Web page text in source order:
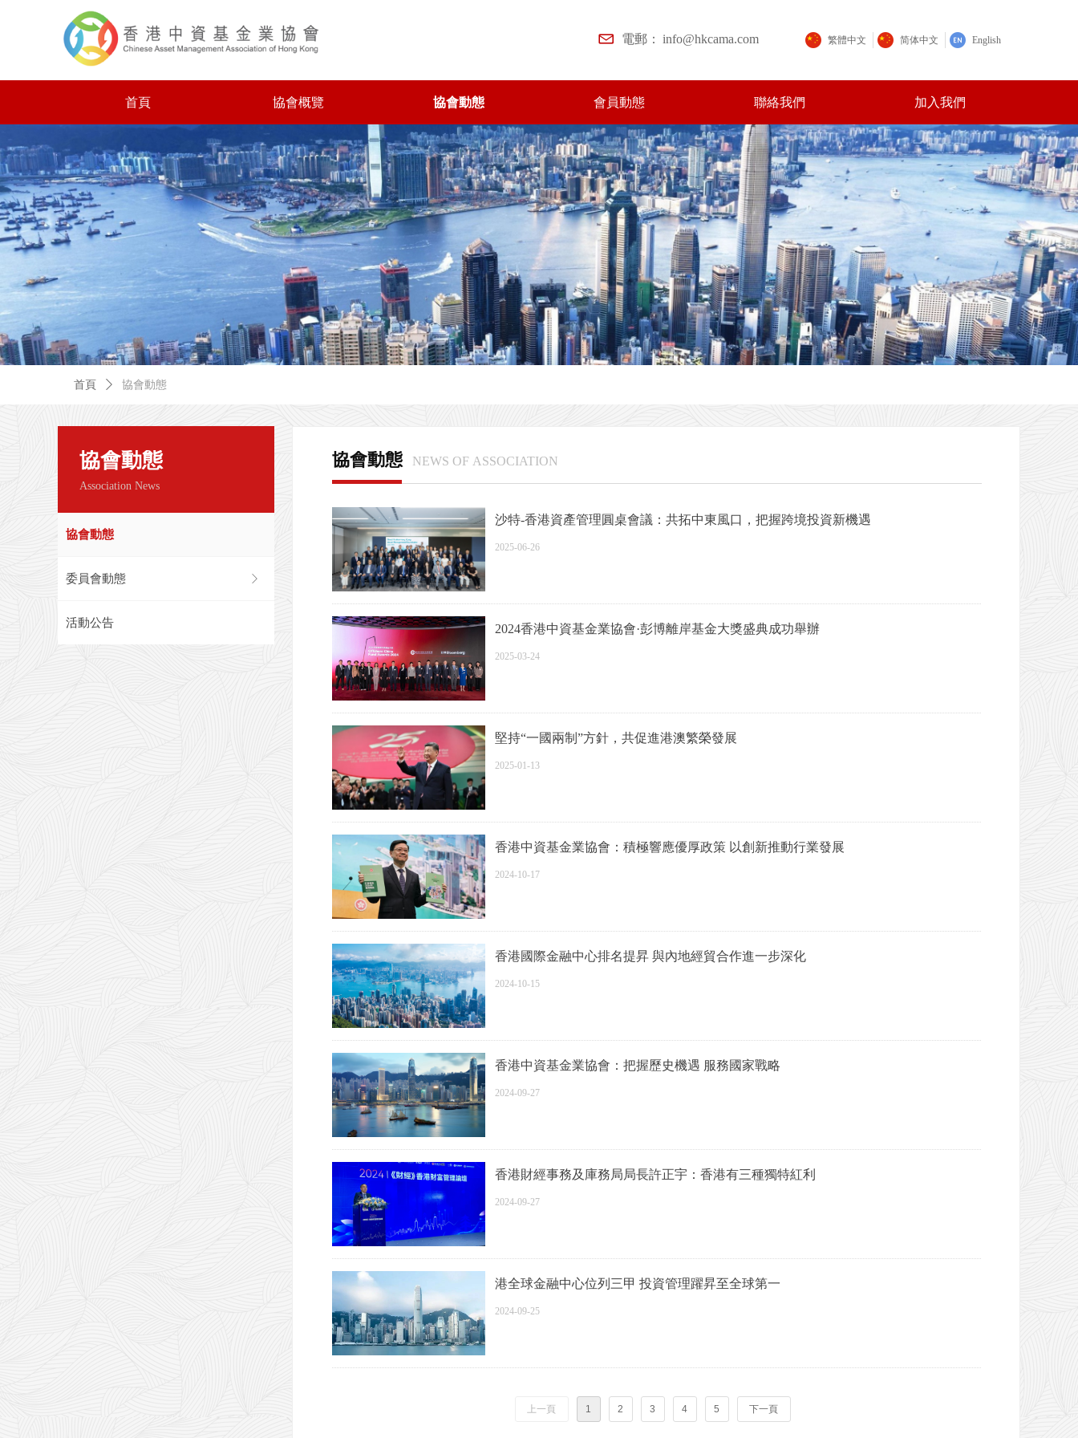
電郵： info@hkcama.com
首頁 協會概覽 協會動態 會員動態 聯絡我們 加入我們
繁體中文 简体中文 English
首頁 ꄲ 協會動態
協會動態 NEWS OF ASSOCIATION
沙特-香港資產管理圓桌會議：共拓中東風口，把握跨境投資新機遇
2025-06-26
2024香港中資基金業協會·彭博離岸基金大獎盛典成功舉辦
2025-03-24
堅持“一國兩制”方針，共促進港澳繁榮發展
2025-01-13
香港中資基金業協會：積極響應優厚政策 以創新推動行業發展
2024-10-17
香港國際金融中心排名提昇 與內地經貿合作進一步深化
2024-10-15
香港中資基金業協會：把握歷史機遇 服務國家戰略
2024-09-27
香港財經事務及庫務局局長許正宇：香港有三種獨特紅利
2024-09-27
港全球金融中心位列三甲 投資管理躍昇至全球第一
2024-09-25
上一頁 1 2 3 4 5 下一頁
協會動態
Association News
協會動態
委員會動態 ꁕ
活動公告